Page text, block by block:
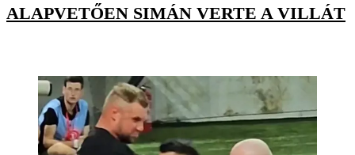
ALAPVETŐEN SIMÁN VERTE A VILLÁT